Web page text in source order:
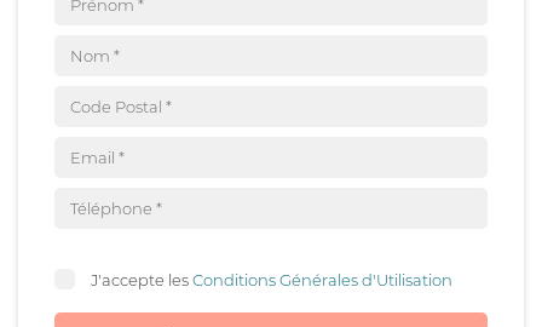
J'accepte lesConditions Générales d'Utilisation